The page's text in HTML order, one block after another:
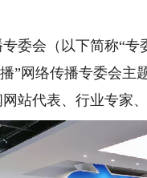
会（以下简称“专
”网络传播专委会
站代表、行业专家